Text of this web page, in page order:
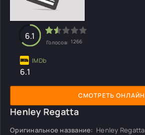
Henley Regatta
Оригинальное название: Henley Regatta
СМОТРЕТЬ ОНЛАЙН
6.1
Голосов: 1266
6.1